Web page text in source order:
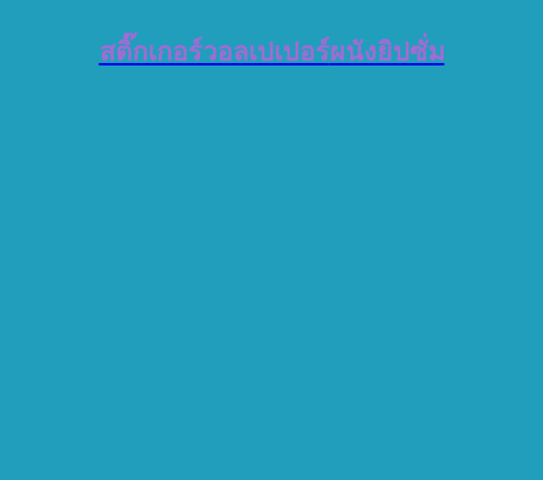
สติ๊กเกอร์วอลเปเปอร์ผนังยิปซั่ม